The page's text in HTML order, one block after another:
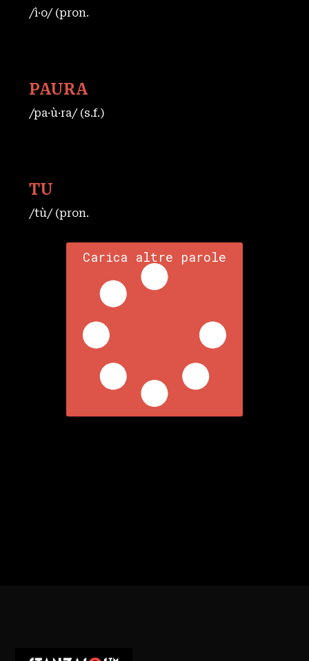
/ì·o/ (pron.
PAURA
/pa·ù·ra/ (s.f.)
TU
/tù/ (pron.
Carica altre parole